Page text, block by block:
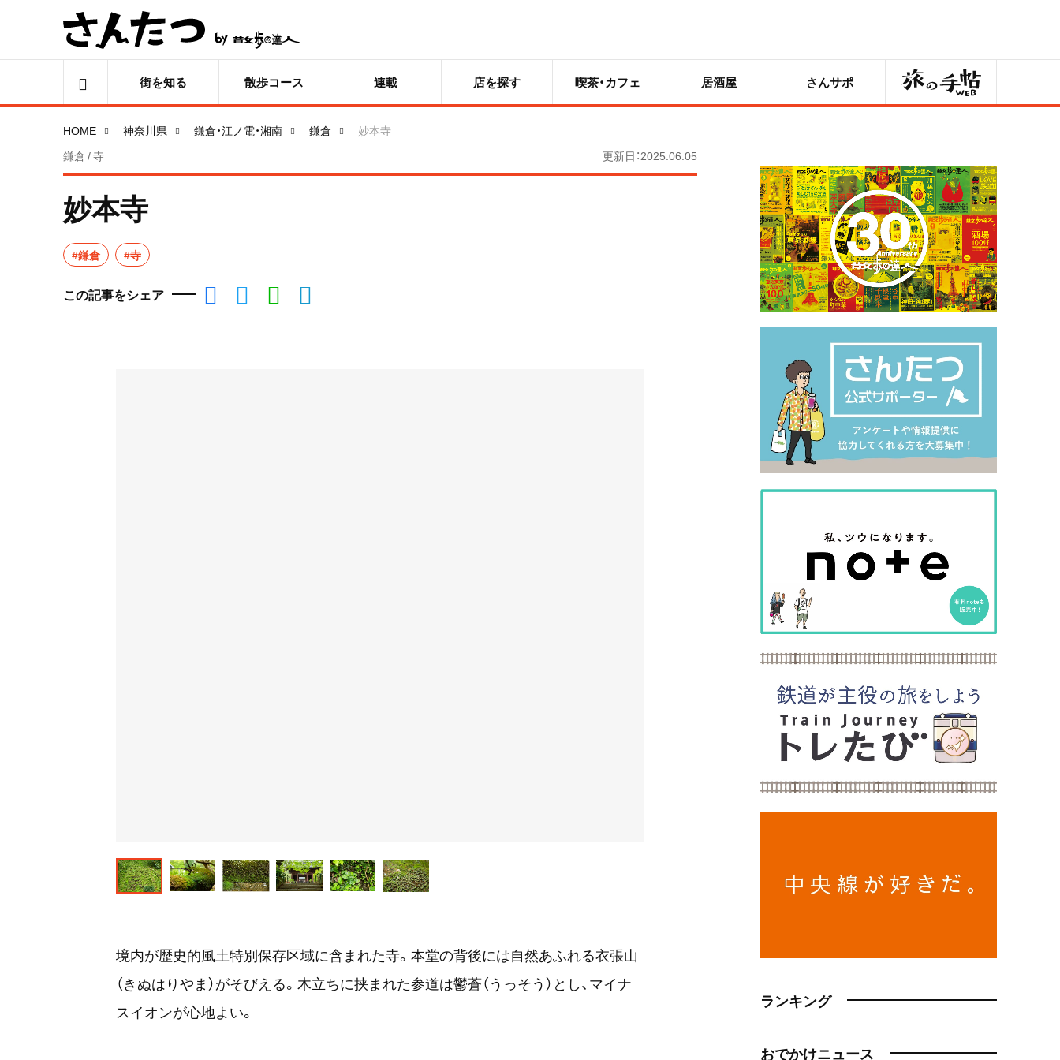
街を知る 散歩コース 連載 店を探す 喫茶・カフェ 居酒屋 さんサポ 旅の手帖
HOME 神奈川県 鎌倉・江ノ電・湘南 鎌倉
妙本寺
鎌倉 / 寺
更新日：2025.06.05
妙本寺
#鎌倉 #寺
この記事をシェア
境内が歴史的風土特別保存区域に含まれた寺。本堂の背後には自然あふれる衣張山
（きぬはりやま）がそびえる。木立ちに挟まれた参道は鬱蒼（うっそう）とし、マイナ
スイオンが心地よい。
ランキング
おでかけニュース